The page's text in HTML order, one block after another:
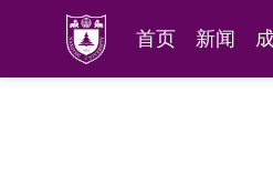
首页 新闻